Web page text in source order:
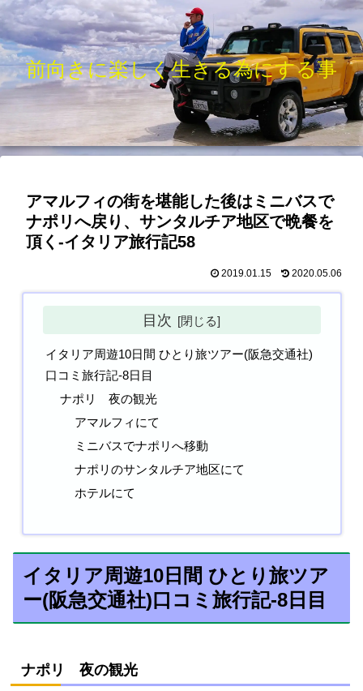
前向きに楽しく生きる為にする事
アマルフィの街を堪能した後はミニバスで
ナポリへ戻り、サンタルチア地区で晩餐を
頂く-イタリア旅行記58
2019.01.15 2020.05.06
目次
イタリア周遊10日間 ひとり旅ツアー(阪急交通社)
口コミ旅行記-8日目
ナポリ 夜の観光
アマルフィにて
ミニバスでナポリへ移動
ナポリのサンタルチア地区にて
ホテルにて
イタリア周遊10日間 ひとり旅ツア
ー(阪急交通社)口コミ旅行記-8日目
ナポリ 夜の観光